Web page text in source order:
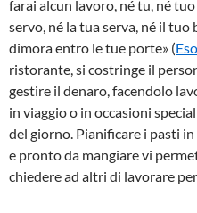
farai alcun lavoro, né tu, né
servo, né la tua serva, né il
dimora entro le tue porte» (
ristorante, si costringe il
gestire il denaro, facendolo
in viaggio o in occasioni
del giorno. Pianificare i pasti
e pronto da mangiare vi
chiedere ad altri di lavorare